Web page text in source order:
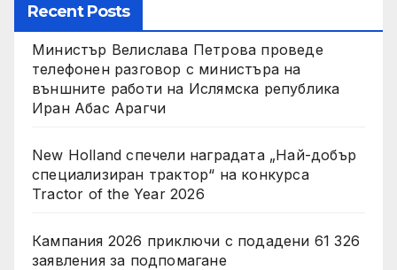
Recent Posts
Министър Велислава Петрова проведе
телефонен разговор с министъра на
външните работи на Ислямска република
Иран Абас Арагчи
New Holland спечели наградата „Най-добър
специализиран трактор“ на конкурса
Tractor of the Year 2026
Кампания 2026 приключи с подадени 61 326
заявления за подпомагане